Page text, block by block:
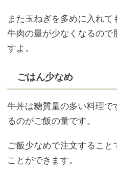
また玉ねぎを多めに入れ
牛肉の量が少なくなるので
すよ。
ごはん少なめ
牛丼は糖質量の多い料理で
るのがご飯の量です。
ご飯少なめで注文するこ
ことができます。